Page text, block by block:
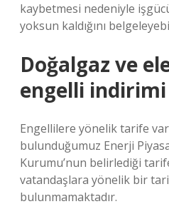
kaybetmesi nedeniyle
yoksun kaldığını
Doğalgaz ve
engelli indirimi
Engellilere yönelik tarife var
bulunduğumuz Enerji
Kurumu’nun belirlediği
vatandaşlara yönelik bir
bulunmamaktadır.